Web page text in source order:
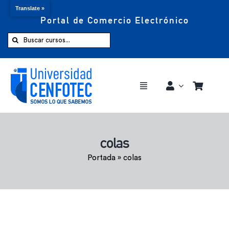
Portal de Comercio Electrónico
Buscar:
Toggle
Comprar ahora
colas
Portada » colas
Translate »